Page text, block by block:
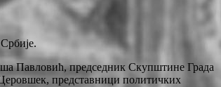
Павловић, председник Скупштине Града
представници политичких